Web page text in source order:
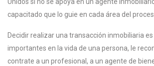
capacitado que lo guie en cada área del
Decidir realizar una transacción inmobiliaria
importantes en la vida de una persona, le
contrate a un profesional, a un agente de